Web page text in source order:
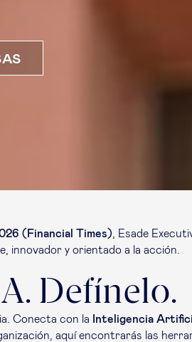
( Financial Times) , Esade
innovador y orientado a la acción.
Defínelo.
Conecta con la Inteligencia
aquí encontrarás las